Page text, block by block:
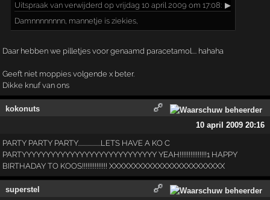
Uitspraak van verwijderd op vrijdag 10 april 2009 om 17:08: ▶
Damnnnnnnnn, mannetje is ziekies,
Daar hebben we pilletjes voor genaamd paracetamol.... hahaha
Geeft niet moppies volgende x beter.
Dikke knuf van ons
kokonuts
10 april 2009 20:16
PARTY PARTY PARTY...................LETS HAVE A KO C
PARTYYYYYYYYYYYYYYYYYYYYYYYYYYYY YEAH!!!!!!!!!!!!!!!1 HAPPY
BIRTHADAY TO KOOS!!!!!!!!!!!!!! XXXXXXXXXXXXXXXXXXXXXXXX
superstel